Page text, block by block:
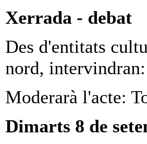
Xerrada - debat
Des d'entitats
nord,
Moderarà l'acte:
Dimarts 8 de